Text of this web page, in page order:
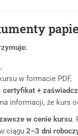
w formacie PDF,
certyfikat +
informacji, że kurs
w cenie kursu.
ciągu 2–3 dni